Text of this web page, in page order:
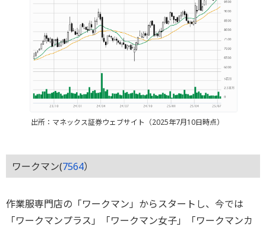
出所：マネックス証券ウェブサイト（2025年7月10日時点）
ワークマン(7564）
作業服専門店の「ワークマン」からスタートし、今では
「ワークマンプラス」「ワークマン女子」「ワークマンカ